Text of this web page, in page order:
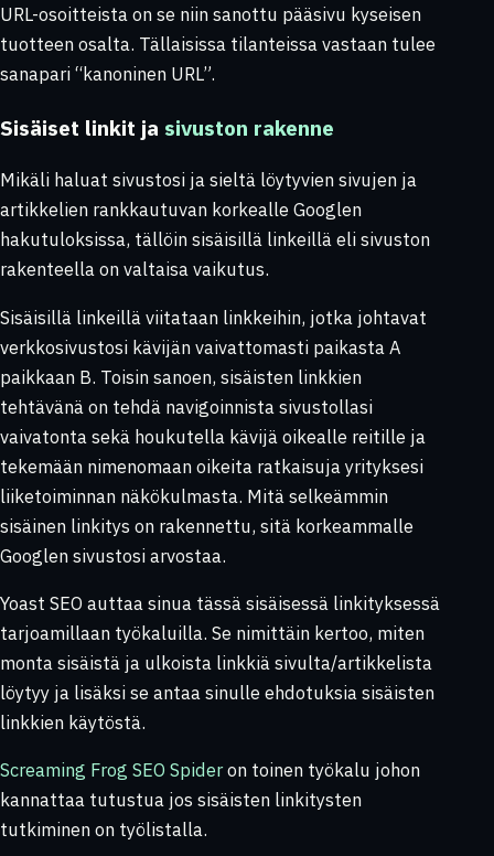
URL-osoitteista on se niin sanottu pääsivu kyseisen
tuotteen osalta. Tällaisissa tilanteissa vastaan tulee
sanapari “kanoninen URL”.
Sisäiset linkit ja sivuston rakenne
Mikäli haluat sivustosi ja sieltä löytyvien sivujen ja
artikkelien rankkautuvan korkealle Googlen
hakutuloksissa, tällöin sisäisillä linkeillä eli sivuston
rakenteella on valtaisa vaikutus.
Sisäisillä linkeillä viitataan linkkeihin, jotka johtavat
verkkosivustosi kävijän vaivattomasti paikasta A
paikkaan B. Toisin sanoen, sisäisten linkkien
tehtävänä on tehdä navigoinnista sivustollasi
vaivatonta sekä houkutella kävijä oikealle reitille ja
tekemään nimenomaan oikeita ratkaisuja yrityksesi
liiketoiminnan näkökulmasta. Mitä selkeämmin
sisäinen linkitys on rakennettu, sitä korkeammalle
Googlen sivustosi arvostaa.
Yoast SEO auttaa sinua tässä sisäisessä linkityksessä
tarjoamillaan työkaluilla. Se nimittäin kertoo, miten
monta sisäistä ja ulkoista linkkiä sivulta/artikkelista
löytyy ja lisäksi se antaa sinulle ehdotuksia sisäisten
linkkien käytöstä.
Screaming Frog SEO Spideron toinen työkalu johon
kannattaa tutustua jos sisäisten linkitysten
tutkiminen on työlistalla.